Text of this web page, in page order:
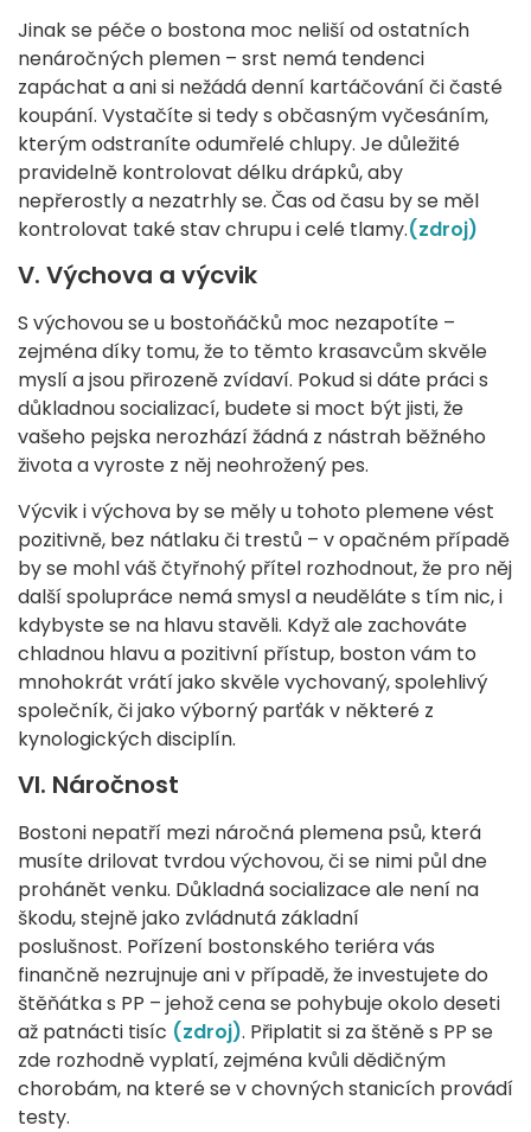
Jinak se péče o bostona moc neliší od ostatních
nenáročných plemen – srst nemá tendenci
zapáchat a ani si nežádá denní kartáčování či časté
koupání. Vystačíte si tedy s občasným vyčesáním,
kterým odstraníte odumřelé chlupy. Je důležité
pravidelně kontrolovat délku drápků, aby
nepřerostly a nezatrhly se. Čas od času by se měl
kontrolovat také stav chrupu i celé tlamy.(zdroj)
V. Výchova a výcvik
S výchovou se u bostoňáčků moc nezapotíte –
zejména díky tomu, že to těmto krasavcům skvěle
myslí a jsou přirozeně zvídaví. Pokud si dáte práci s
důkladnou socializací, budete si moct být jisti, že
vašeho pejska nerozhází žádná z nástrah běžného
života a vyroste z něj neohrožený pes.
Výcvik i výchova by se měly u tohoto plemene vést
pozitivně, bez nátlaku či trestů – v opačném případě
by se mohl váš čtyřnohý přítel rozhodnout, že pro něj
další spolupráce nemá smysl a neuděláte s tím nic, i
kdybyste se na hlavu stavěli. Když ale zachováte
chladnou hlavu a pozitivní přístup, boston vám to
mnohokrát vrátí jako skvěle vychovaný, spolehlivý
společník, či jako výborný parťák v některé z
kynologických disciplín.
VI. Náročnost
Bostoni nepatří mezi náročná plemena psů, která
musíte drilovat tvrdou výchovou, či se nimi půl dne
prohánět venku. Důkladná socializace ale není na
škodu, stejně jako zvládnutá základní
poslušnost. Pořízení bostonského teriéra vás
finančně nezrujnuje ani v případě, že investujete do
štěňátka s PP – jehož cena se pohybuje okolo deseti
až patnácti tisíc (zdroj). Připlatit si za štěně s PP se
zde rozhodně vyplatí, zejména kvůli dědičným
chorobám, na které se v chovných stanicích provádí
testy.